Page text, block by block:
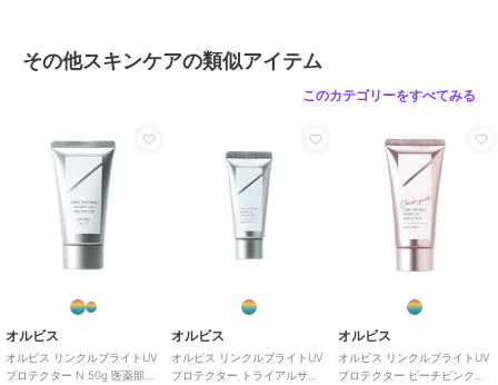
その他スキンケアの類似アイテム
このカテゴリーをすべてみる
オルビス
オルビス リンクルブライトUV
プロテクター N 50g 医薬部外
オルビス
オルビス リンクルブライトUV
プロテクター トライアルサイ
オルビス
オルビス リンクルブライトUV
プロテクター ピーチピンク